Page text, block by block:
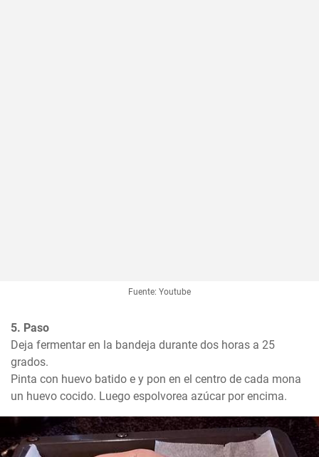
Fuente: Youtube
5. Paso
Deja fermentar en la bandeja durante dos horas a 25
grados.
Pinta con huevo batido e y pon en el centro de cada mona
un huevo cocido. Luego espolvorea azúcar por encima.